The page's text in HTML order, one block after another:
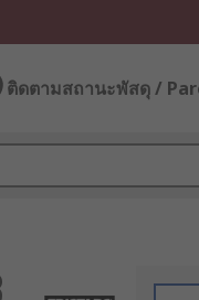
ติดตามสถานะพัสดุ /